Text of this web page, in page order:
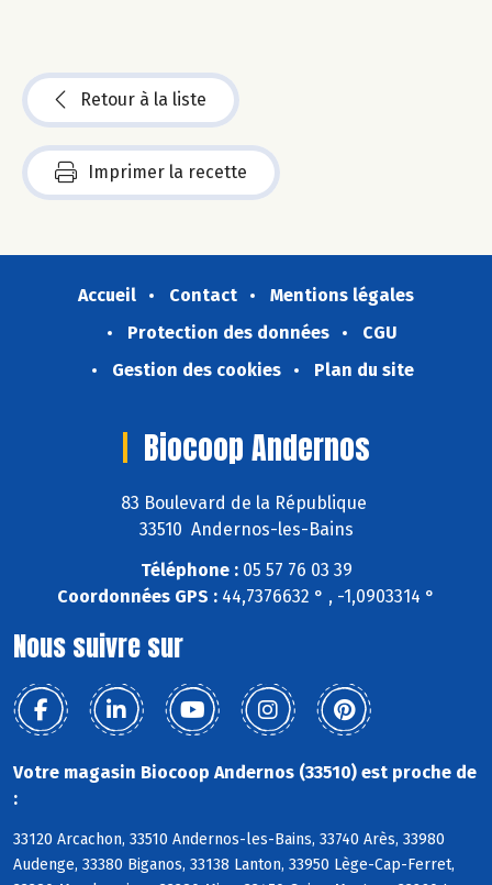
Retour à la liste
Imprimer la recette
Accueil Contact
Mentions légales
Protection des données
CGU
Gestion des cookies
Plan du site
Biocoop Andernos
83 Boulevard de la République
33510 Andernos-les-Bains
Téléphone :05 57 76 03 39
Coordonnées GPS : 44,7376632 ° , -1,0903314 °
Nous suivre sur
Votre magasin Biocoop Andernos (33510) est proche de
:
33120 Arcachon, 33510 Andernos-les-Bains, 33740 Arès, 33980
Audenge, 33380 Biganos, 33138 Lanton, 33950 Lège-Cap-Ferret,